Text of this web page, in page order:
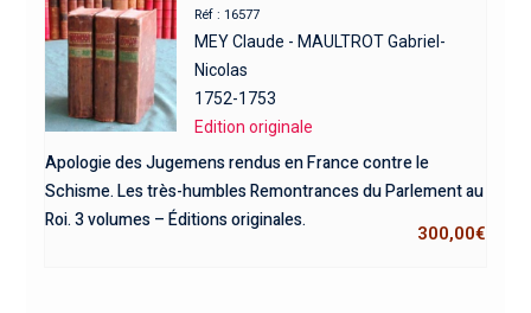
Réf : 16577
MEY Claude - MAULTROT Gabriel-
Nicolas
1752-1753
Edition originale
Apologie des Jugemens rendus en France contre le
Schisme. Les très-humbles Remontrances du Parlement au
Roi. 3 volumes – Éditions originales.
300,00€